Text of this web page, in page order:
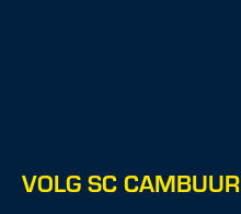
VOLG SC CAMBUUR